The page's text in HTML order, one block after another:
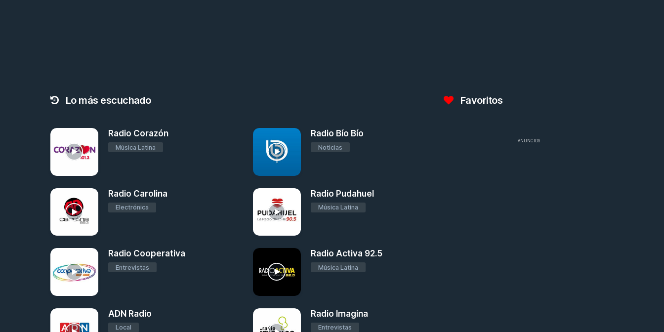
Lo más escuchado
Radio Corazón
Música Latina
Radio Bío Bío
Noticias
Radio Carolina
Electrónica
Radio Pudahuel
Música Latina
Radio Cooperativa
Entrevistas
Radio Activa 92.5
Música Latina
ADN Radio
Local
Radio Imagina
Entrevistas
Favoritos
ANUNCIOS